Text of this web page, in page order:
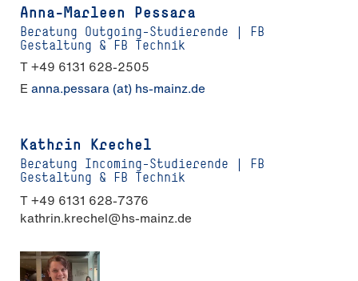
Anna-Marleen Pessara
Beratung Outgoing-Studierende | FB
Gestaltung & FB Technik
T +49 6131 628-2505
Eanna.pessara (at) hs-mainz.de
Kathrin Krechel
Beratung Incoming-Studierende | FB
Gestaltung & FB Technik
T +49 6131 628-7376
kathrin.krechel@hs-mainz.de